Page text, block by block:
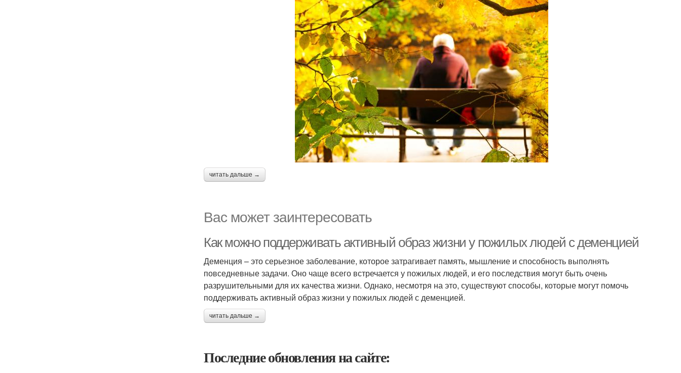
читать дальше →
Вас может заинтересовать
Как можно поддерживать активный образ жизни у пожилых людей с деменцией
Деменция – это серьезное заболевание, которое затрагивает память, мышление и способность выполнять
повседневные задачи. Оно чаще всего встречается у пожилых людей, и его последствия могут быть очень
разрушительными для их качества жизни. Однако, несмотря на это, существуют способы, которые могут помочь
поддерживать активный образ жизни у пожилых людей с деменцией.
читать дальше →
Последние обновления на сайте: